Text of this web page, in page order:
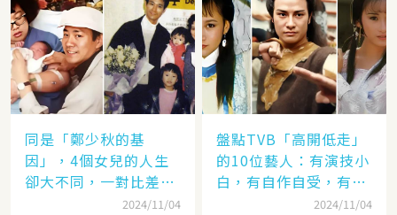
同是「鄭少秋的基
因」，4個女兒的人生
卻大不同，一對比差距
2024/11/04
盤點TVB「高開低走」
的10位藝人：有演技小
白，有自作自受，有遭
封殺，一手好牌打稀爛
2024/11/04